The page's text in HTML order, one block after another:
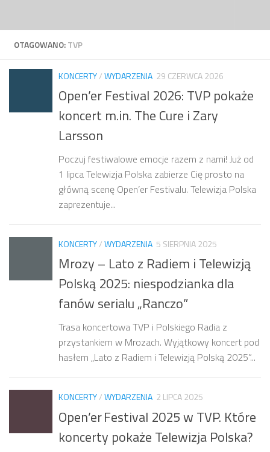
OTAGOWANO:TVP
KONCERTY/WYDARZENIA 29 CZERWCA 2026
Open’er Festival 2026: TVP pokaże
koncert m.in. The Cure i Zary
Larsson
Poczuj festiwalowe emocje razem z nami! Już od
1 lipca Telewizja Polska zabierze Cię prosto na
główną scenę Open’er Festivalu. Telewizja Polska
zaprezentuje...
KONCERTY/WYDARZENIA 5 SIERPNIA 2025
Mrozy – Lato z Radiem i Telewizją
Polską 2025: niespodzianka dla
fanów serialu „Ranczo”
Trasa koncertowa TVP i Polskiego Radia z
przystankiem w Mrozach. Wyjątkowy koncert pod
hasłem „Lato z Radiem i Telewizją Polską 2025”...
KONCERTY/WYDARZENIA 2 LIPCA 2025
Open’er Festival 2025 w TVP. Które
koncerty pokaże Telewizja Polska?